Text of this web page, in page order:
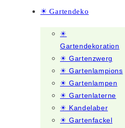
☀ Gartendeko
☀
Gartendekoration
☀ Gartenzwerg
☀ Gartenlampions
☀ Gartenlampen
☀ Gartenlaterne
☀ Kandelaber
☀ Gartenfackel